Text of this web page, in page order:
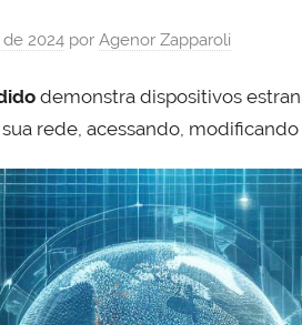
2024 por Agenor Zapparoli
demonstra dispositivos
rede, acessando,